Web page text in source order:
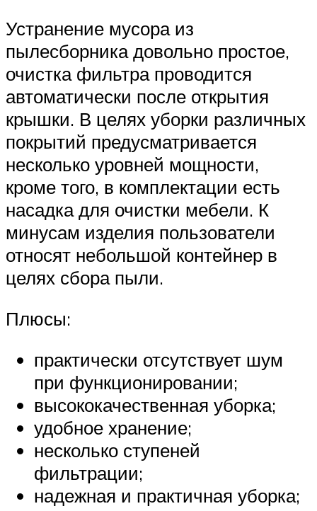
Устранение мусора из
пылесборника довольно простое,
очистка фильтра проводится
автоматически после открытия
крышки. В целях уборки различных
покрытий предусматривается
несколько уровней мощности,
кроме того, в комплектации есть
насадка для очистки мебели. К
минусам изделия пользователи
относят небольшой контейнер в
целях сбора пыли.
Плюсы:
практически отсутствует шум
при функционировании;
высококачественная уборка;
удобное хранение;
несколько ступеней
фильтрации;
надежная и практичная уборка;